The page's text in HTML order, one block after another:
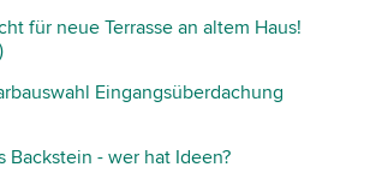
es noch, die anderen Seiten des
Fassade zu verändern, würde das
verschlimmern.
für neue Terrasse an altem Haus!
Eingangsüberdachung
Backstein - wer hat Ideen?